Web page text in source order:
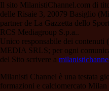
Il sito MilanistiChannel.com di
delle Risaie 3, 20079 Basiglio
partner de La Gazzetta dello
RCS Mediagroup S.p.a..
Unico responsabile dei
MEDIA SRLS; per ogni
del Sito scrivere a
Milanisti Channel è una testata
formazioni e calciomercato Milan